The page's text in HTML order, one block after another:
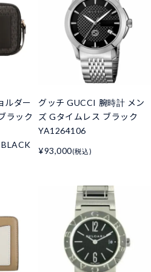
ルダー
ラック
グッチ GUCCI 腕時計 メン
ズ Gタイムレス ブラック
YA1264106
¥93,000(税込)